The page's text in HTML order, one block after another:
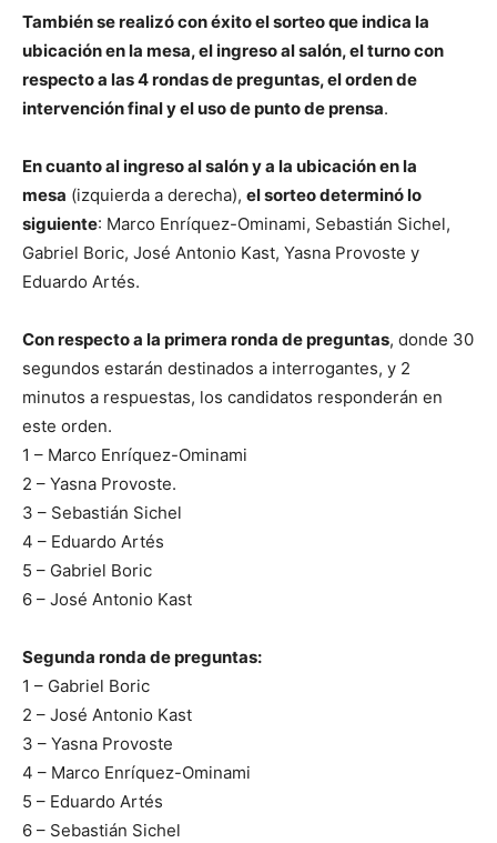
También se realizó con éxito el sorteo que indica la
ubicación en la mesa, el ingreso al salón, el turno con
respecto a las 4 rondas de preguntas, el orden de
intervención final y el uso de punto de prensa.
En cuanto al ingreso al salón y a la ubicación en la
mesa (izquierda a derecha), el sorteo determinó lo
siguiente: Marco Enríquez-Ominami, Sebastián Sichel,
Gabriel Boric, José Antonio Kast, Yasna Provoste y
Eduardo Artés.
Con respecto a la primera ronda de preguntas, donde 30
segundos estarán destinados a interrogantes, y 2
minutos a respuestas, los candidatos responderán en
este orden.
1 – Marco Enríquez-Ominami
2 – Yasna Provoste.
3 – Sebastián Sichel
4 – Eduardo Artés
5 – Gabriel Boric
6 – José Antonio Kast
Segunda ronda de preguntas:
1 – Gabriel Boric
2 – José Antonio Kast
3 – Yasna Provoste
4 – Marco Enríquez-Ominami
5 – Eduardo Artés
6 – Sebastián Sichel